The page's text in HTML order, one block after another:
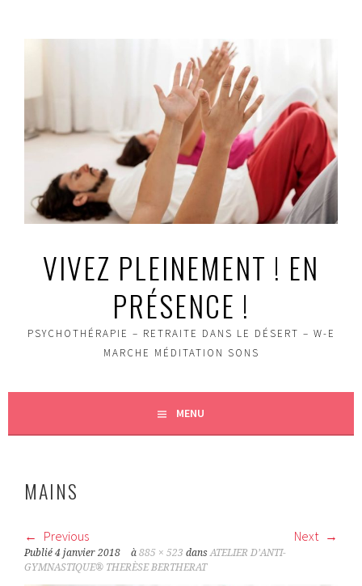
VIVEZ PLEINEMENT ! EN
PRÉSENCE !
PSYCHOTHÉRAPIE – RETRAITE DANS LE DÉSERT – W-E
MARCHE MÉDITATION SONS
MENU
MAINS
Previous Next
Publié4 janvier 2018 à885 × 523 dansATELIER D’ANTI-
GYMNASTIQUE® THERÈSE BERTHERAT